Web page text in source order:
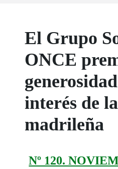
El Grupo
ONCE
interés de
madrileña
Nº 120.